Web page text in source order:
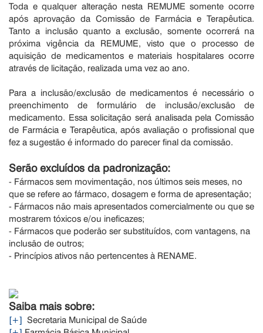
Toda e qualquer alteração nesta REMUME somente ocorre
após aprovação da Comissão de Farmácia e Terapêutica.
Tanto a inclusão quanto a exclusão, somente ocorrerá na
próxima vigência da REMUME, visto que o processo de
aquisição de medicamentos e materiais hospitalares ocorre
através de licitação, realizada uma vez ao ano.
Para a inclusão/exclusão de medicamentos é necessário o
preenchimento de formulário de inclusão/exclusão de
medicamento. Essa solicitação será analisada pela Comissão
de Farmácia e Terapêutica, após avaliação o profissional que
fez a sugestão é informado do parecer final da comissão.
Serão excluídos da padronização:
- Fármacos sem movimentação, nos últimos seis meses, no
que se refere ao fármaco, dosagem e forma de apresentação;
- Fármacos não mais apresentados comercialmente ou que se
mostrarem tóxicos e/ou ineficazes;
- Fármacos que poderão ser substituídos, com vantagens, na
inclusão de outros;
- Princípios ativos não pertencentes à RENAME.
Saiba mais sobre:
[+] Secretaria Municipal de Saúde